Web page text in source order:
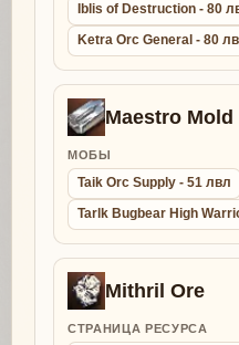
Iblis of Destruction - 80
Ketra Orc General - 80
Maestro Mold
МОБЫ
Taik Orc Supply - 51 лвл
Tarlk Bugbear High
Mithril Ore
СТРАНИЦА РЕСУРСА